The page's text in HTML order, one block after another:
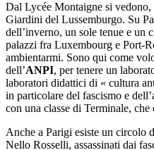
Dal Lycée Montaigne si
Giardini del Lussemburgo. Su
dell’inverno, un sole tenue e un
palazzi fra Luxembourg e Port-
ambientarmi. Sono qui come
dell’ANPI, per tenere un
laboratori didattici di « cultura
in particolare del fascismo e
con una classe di Terminale,
Anche a Parigi esiste un circolo
Nello Rosselli, assassinati dai